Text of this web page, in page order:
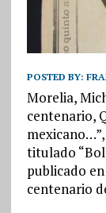
POSTED BY:
Morelia,
centenario,
titulado
publicado
centenario